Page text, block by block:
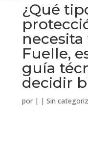
¿Qué
Fuelle,
guía
decidir
por | | Sin